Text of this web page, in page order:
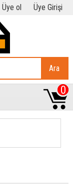
Üye ol Üye Girişi
Ara
0